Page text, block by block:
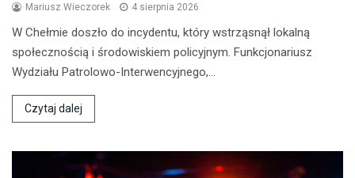
Mariusz Wieczorek 4 sierpnia 2026
W Chełmie doszło do incydentu, który wstrząsnął lokalną
społecznością i środowiskiem policyjnym. Funkcjonariusz
Wydziału Patrolowo-Interwencyjnego,…
Czytaj dalej